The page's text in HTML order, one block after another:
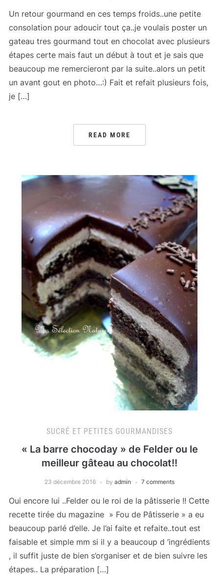
Un retour gourmand en ces temps froids..une petite
consolation pour adoucir tout ça..je voulais poster un
gateau tres gourmand tout en chocolat avec plusieurs
étapes certe mais faut un début à tout et je sais que
beaucoup me remercieront par la suite..alors un petit
un avant gout en photo…:) Fait et refait plusieurs fois,
je […]
READ MORE
SUCRÉ ET PETITES GOURMANDISES
« La barre chocoday » de Felder ou le
meilleur gâteau au chocolat!!
23 décembre 2016 by admin 7 comments
Oui encore lui ..Felder ou le roi de la pâtisserie !! Cette
recette tirée du magazine » Fou de Pâtisserie » a eu
beaucoup parlé d’elle. Je l’ai faite et refaite..tout est
faisable et simple mm si il y a beaucoup d ‘ingrédients
, il suffit juste de bien s’organiser et de bien suivre les
étapes.. La préparation […]